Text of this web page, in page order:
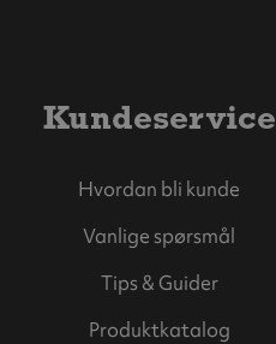
Kundeservice
Hvordan bli kunde
Vanlige spørsmål
Tips & Guider
Produktkatalog